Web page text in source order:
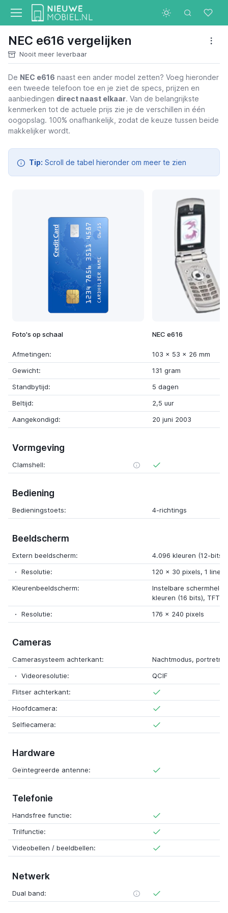
NEC e616 vergelijken
Nooit meer leverbaar
NEC e616
De NEC e616 naast een ander model zetten? Voeg hieronder
een tweede telefoon toe en je ziet de specs, prijzen en
aanbiedingen direct naast elkaar. Van de belangrijkste
kenmerken tot de actuele prijs zie je de verschillen in één
oogopslag. 100% onafhankelijk, zodat de keuze tussen beide
makkelijker wordt.
Tip: Scroll de tabel hieronder om meer te zien
Foto's op schaal NEC e616
Afmetingen:
103 x 53 x 26 mm
Gewicht:
131 gram
Standbytijd:
5 dagen
Beltijd:
2,5 uur
Aangekondigd:
20 juni 2003
Vormgeving
Clamshell:
Bediening
Bedieningstoets: 4-richtings
Beeldscherm
Extern beeldscherm:
4.096 kleuren (12-bits),
Resolutie:
120 x 30 pixels, 1 line
Kleurenbeeldscherm:
Instelbare
kleuren (16 bits), TFT
Resolutie:
176 x 240 pixels
Cameras
Camerasysteem achterkant:
Nachtmodus,
Videoresolutie:
QCIF
Flitser achterkant:
Hoofdcamera:
Selfiecamera:
Hardware
Geïntegreerde antenne:
Telefonie
Handsfree functie:
Trilfunctie:
Videobellen / beeldbellen:
Netwerk
Dual band: